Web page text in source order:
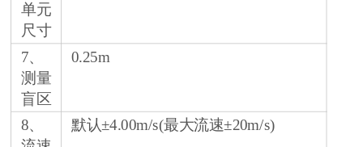
单元
尺寸
7、
测量
盲区
0.25m
8、 默认±4.00m/s(最大流速±20m/s)